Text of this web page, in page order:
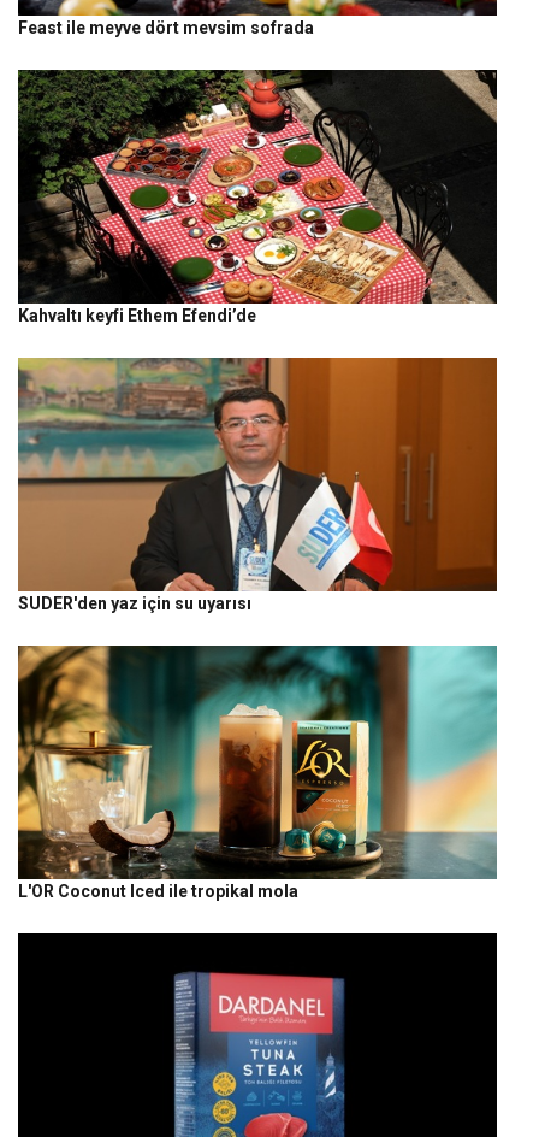
Feast ile meyve dört mevsim sofrada
Kahvaltı keyfi Ethem Efendi’de
SUDER'den yaz için su uyarısı
L'OR Coconut Iced ile tropikal mola